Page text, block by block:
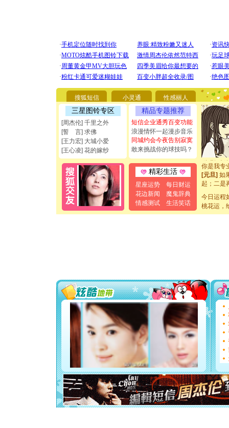
搜狐短信 小灵通 性感丽人
三星图铃专区
[周杰伦] 千里之外
[誓 言] 求佛
[王力宏] 大城小爱
[王心凌] 花的嫁纱
精品专题推荐
短信企业通秀百变功能
浪漫情怀一起漫步音乐
同城约会今夜告别寂寞
敢来挑战你的球技吗？
精彩生活
星座运势
每日财运
花边新闻
魔鬼辞典
情感测试
生活笑话
[圣诞节]
要平安！
[圣诞节]
能正大光
都要快乐
[圣诞节]
如意,快
[元旦]看
断电。爱
你是我专
[元旦]如
起；二是
离。水晶
[元旦]当
泣，这痛
卖了。水
你太多，
要平安
[圣诞节]
能正大
都要快乐
[圣诞节]
如意,快
[元旦]
断电。
你是我
[元旦]如
起；二是
离。水晶
[元旦]当
泣，这痛
今日运程
桃花运，